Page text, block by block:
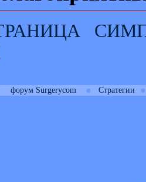
форум Surgerycom ● Стратегии ●